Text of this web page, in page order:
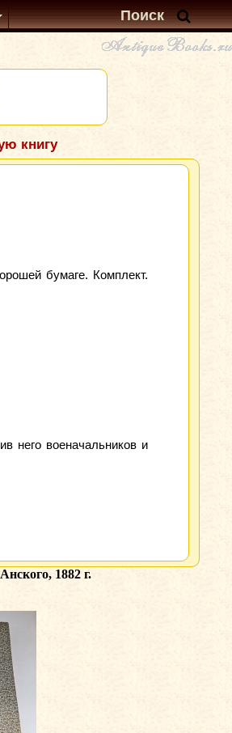
книгу
бумаге. Комплект.
него военачальников и
1882 г.